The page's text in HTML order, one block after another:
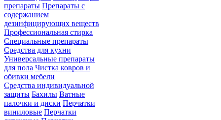
препараты Препараты с
содержанием
дезинфицирующих веществ
Профессиональная стирка
Специальные препараты
Средства для кухни
Универсальные препараты
для пола Чистка ковров и
обивки мебели
Средства индивидуальной
защиты Бахилы Ватные
палочки и диски Перчатки
виниловые Перчатки